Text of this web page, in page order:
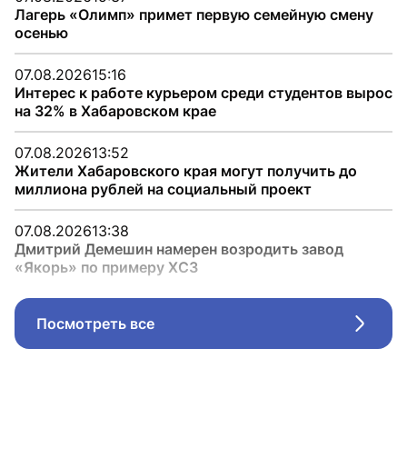
Лагерь «Олимп» примет первую семейную смену
осенью
07.08.202615:16
Интерес к работе курьером среди студентов вырос
на 32% в Хабаровском крае
07.08.202613:52
Жители Хабаровского края могут получить до
миллиона рублей на социальный проект
07.08.202613:38
Дмитрий Демешин намерен возродить завод
«Якорь» по примеру ХСЗ
Посмотреть все